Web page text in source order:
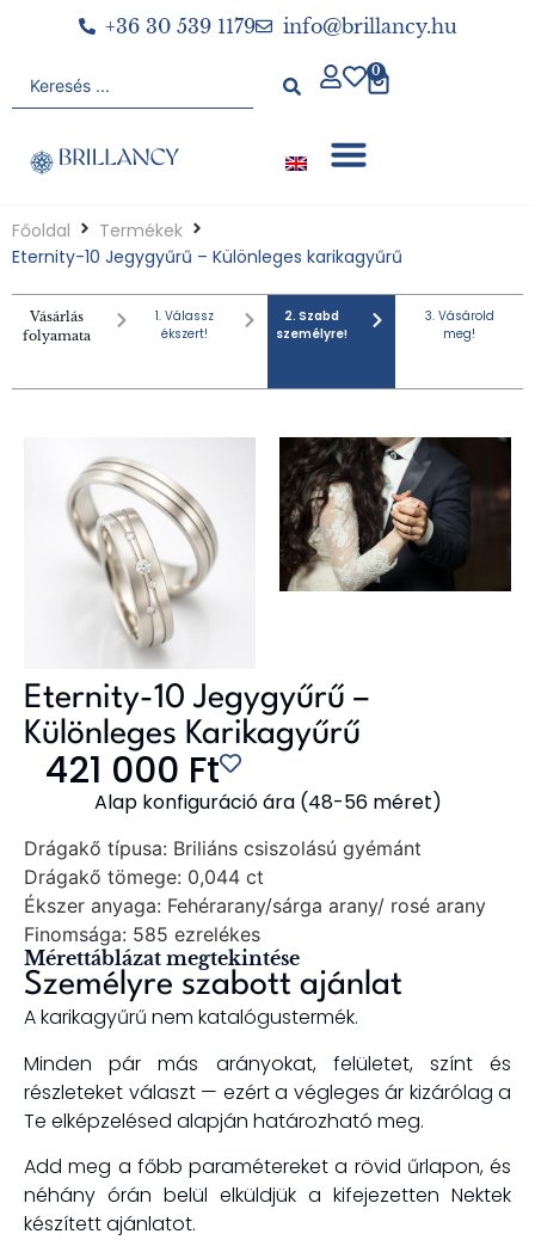
+36 30 539 1179 info@brillancy.hu
0
Főoldal
Termékek
Eternity-10 Jegygyűrű – Különleges karikagyűrű
Vásárlás
folyamata
1. Válassz
ékszert!
2. Szabd
személyre!
3. Vásárold
meg!
Eternity-10 Jegygyűrű –
Különleges Karikagyűrű
421 000 Ft
Alap konfiguráció ára (48-56 méret)
Drágakő típusa: Briliáns csiszolású gyémánt
Drágakő tömege: 0,044 ct
Ékszer anyaga: Fehérarany/sárga arany/ rosé arany
Finomsága: 585 ezrelékes
Mérettáblázat megtekintése
Személyre szabott ajánlat
A karikagyűrű nem katalógustermék.
Minden pár más arányokat, felületet, színt és
részleteket választ — ezért a végleges ár kizárólag a
Te elképzelésed alapján határozható meg.
Add meg a főbb paramétereket a rövid űrlapon, és
néhány órán belül elküldjük a kifejezetten Nektek
készített ajánlatot.